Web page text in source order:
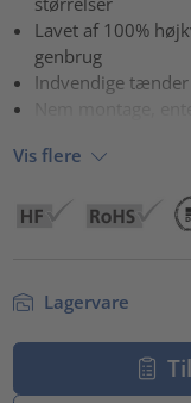
Lavet af 100%
genbrug
Indvendige
Vis flere
Lagervare